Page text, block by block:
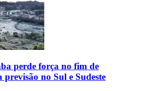
perde força no fim de
previsão no Sul e Sudeste